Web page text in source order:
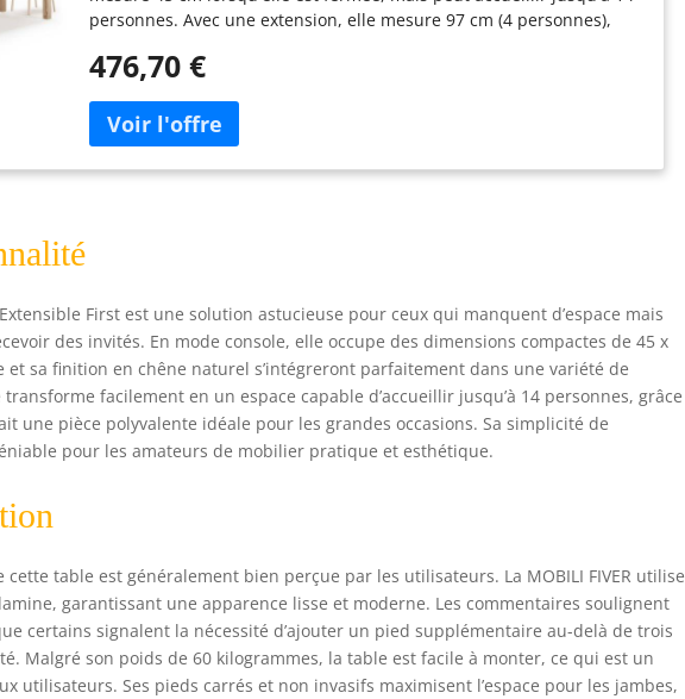
personnes. Avec une extension, elle mesure 97 cm (4 personnes),
(10 personnes), avec 4 extensions 253 cm (12 personnes), et avec 5
First Chêne est livrée avec 5 rallonges incluses dans le prix.
Lorsqu'elles ne sont pas utilisées, les rallonges doivent être rangées
séparément. Le kit de quincaillerie et les instructions se trouvent à
incluses. DESIGN POLYVALENT: La console First Chêne est
caractérisée par un design simple et linéaire qui lui permet de
s'intégrer dans n'importe quel style de décoration avec une grande
simplicité. La surface est légèrement rugueuse au toucher. MADE IN
ITALY: Design, qualité et style caractérisent l'authentique Made in
Italy de Mobili Fiver. Nos meubles sont conçus et fabriqués dans nos
476,70 €
Extensible First est une solution astucieuse pour ceux qui manquent d’espace mais
des invités. En mode console, elle occupe des dimensions compactes de 45 x
et sa finition en chêne naturel s’intégreront parfaitement dans une variété de
facilement en un espace capable d’accueillir jusqu’à 14 personnes, grâce
une pièce polyvalente idéale pour les grandes occasions. Sa simplicité de
pour les amateurs de mobilier pratique et esthétique.
table est généralement bien perçue par les utilisateurs. La MOBILI FIVER utilise
garantissant une apparence lisse et moderne. Les commentaires soulignent
certains signalent la nécessité d’ajouter un pied supplémentaire au-delà de trois
Malgré son poids de 60 kilogrammes, la table est facile à monter, ce qui est un
utilisateurs. Ses pieds carrés et non invasifs maximisent l’espace pour les jambes,